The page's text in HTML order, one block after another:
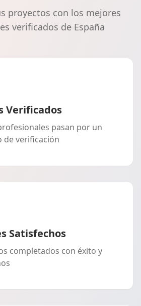
proyectos con los mejores
verificados de España
Verificados
pasan por un
de verificación
Satisfechos
completados con éxito y